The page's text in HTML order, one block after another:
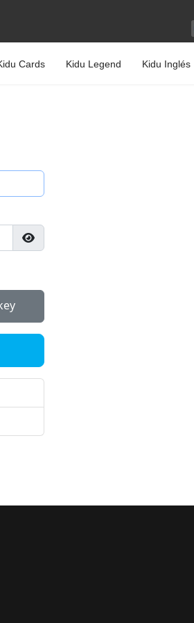
Cards Kidu Legend Kidu Inglés
Mostrar contraseña